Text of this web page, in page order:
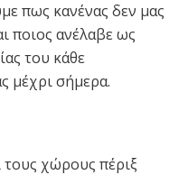
πως κανένας δεν μας
ποιος ανέλαβε ως
του κάθε
μέχρι σήμερα.
χώρους πέριξ